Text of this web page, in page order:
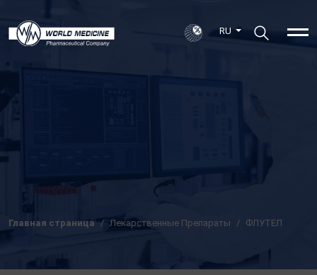
RU
Главная страница Лекарственные Препараты ФЛУТЕЛ